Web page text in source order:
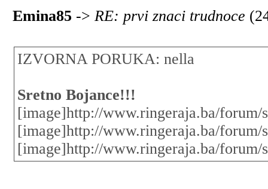
Emina85 -> RE: prvi znaci trudnoce
IZVORNA PORUKA: nella
Sretno Bojance!!!
[image]http://www.ringeraja.ba/
[image]http://www.ringeraja.ba/
[image]http://www.ringeraja.ba/